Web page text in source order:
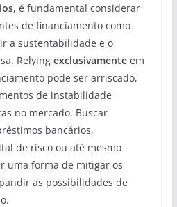
, é fundamental considerar
de financiamento como
a sustentabilidade e o
Relying exclusivamenteem
pode ser arriscado,
de instabilidade
no mercado. Buscar
bancários,
de risco ou até mesmo
uma forma de mitigar os
as possibilidades de